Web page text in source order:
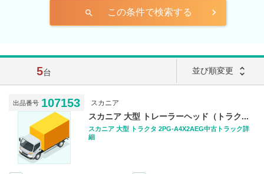
search この条件で検索する
5台 並び順変更 unfold_more
出品番号 107153 スカニア
スカニア 大型 トレーラーヘッド（トラク...
スカニア 大型 トラクタ 2PG-A4X2AEG中古トラック詳
細